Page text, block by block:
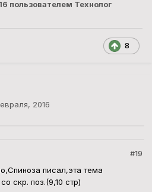
пользователем Технолог
8
2016
#19
писал,эта тема
скр. поз.(9,10 стр)